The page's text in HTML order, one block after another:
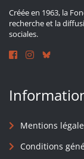
Créée en 1963, la
recherche et la
sociales.
Mentions
Conditions